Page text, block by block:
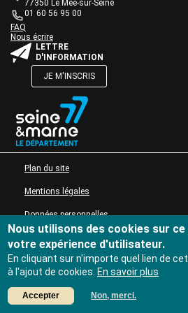
Actions culturelles
Desserte documentaire
Accompagnement au quotidien
Accompagnement de projets
Ressources
Veille professionnelle
Fiches pratiques
Publications
de
texte
77350 Le Mée-sur-Seine
01 60 56 95 00
Bloc
de
texte
Une question ?
FAQ
Nous écrire
Bloc
de
LETTRE
D'INFORMATION
JE M'INSCRIS
texte
MENU PIED DE PAGE
Plan du site
Mentions légales
Données personnelles
Accessibilité : non conforme
Nous utilisons des cookies sur
votre expérience d'utilisateur.
En cliquant sur n'importe quel lien de
à l'ajout de cookies. En savoir plus
Accepter Non, merci.